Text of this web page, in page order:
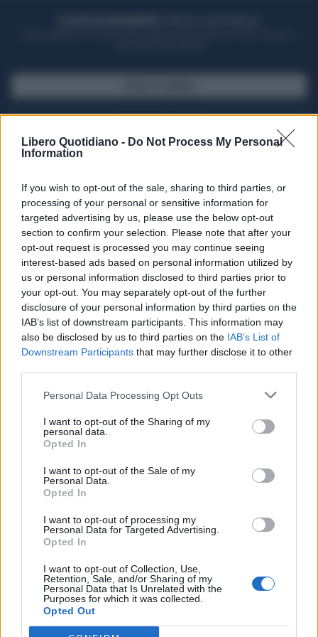
Libero Quotidiano - Do Not Process My Personal
Information
If you wish to opt-out of the sale, sharing to third parties, or
processing of your personal or sensitive information for
targeted advertising by us, please use the below opt-out
section to confirm your selection. Please note that after your
opt-out request is processed you may continue seeing
interest-based ads based on personal information utilized by
us or personal information disclosed to third parties prior to
your opt-out. You may separately opt-out of the further
disclosure of your personal information by third parties on the
IAB’s list of downstream participants. This information may
also be disclosed by us to third parties on the IAB’s List of
Downstream Participants that may further disclose it to other
Personal Data Processing Opt Outs
I want to opt-out of the Sharing of my
personal data.
Opted In
I want to opt-out of the Sale of my
Personal Data.
Opted In
I want to opt-out of processing my
Personal Data for Targeted Advertising.
Opted In
I want to opt-out of Collection, Use,
Retention, Sale, and/or Sharing of my
Personal Data that Is Unrelated with the
Purposes for which it was collected.
Opted Out
Seguici su Google Discover
Segui Libero Quotidiano su Google Discover
Scegli Libero Quotidiano come fonte preferita
SPETTACOLI
SCIENZA E TECH
Libero ShoppingContattiPubblicitàCookie policy
Condizioni generali